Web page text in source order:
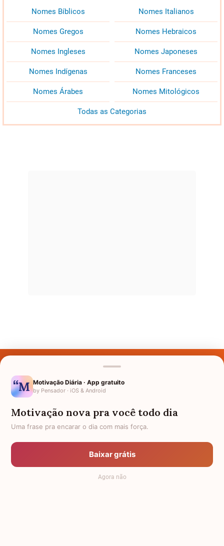
Nomes Bíblicos Nomes Italianos
Nomes Gregos Nomes Hebraicos
Nomes Ingleses Nomes Japoneses
Nomes Indígenas Nomes Franceses
Nomes Árabes Nomes Mitológicos
Todas as Categorias
Nomes pelo Mundo
Política de Privacidade
Anuncie
Termos de Uso
Motivação Diária · App gratuito
by Pensador · iOS & Android
Motivação nova pra você todo dia
Uma frase pra encarar o dia com mais força.
Baixar grátis
Agora não